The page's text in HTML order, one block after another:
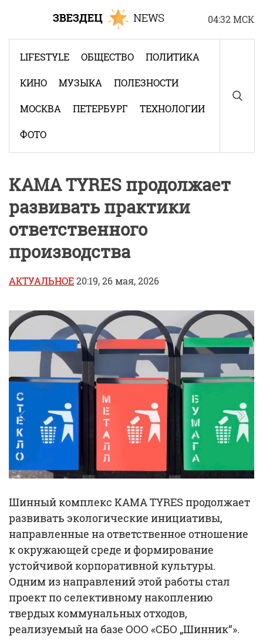
04:32 МСК
LIFESTYLE ОБЩЕСТВО ПОЛИТИКА
КИНО МУЗЫКА ПОЛЕЗНОСТИ
МОСКВА ПЕТЕРБУРГ ТЕХНОЛОГИИ
ФОТО
KAMA TYRES продолжает
развивать практики
ответственного
производства
АКТУАЛЬНОЕ20:19, 26 мая, 2026
Шинный комплекс KAMA TYRES продолжает
развивать экологические инициативы,
направленные на ответственное отношение
к окружающей среде и формирование
устойчивой корпоративной культуры.
Одним из направлений этой работы стал
проект по селективному накоплению
твердых коммунальных отходов,
реализуемый на базе ООО «СБО „Шинник“».